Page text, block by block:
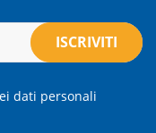
dati personali